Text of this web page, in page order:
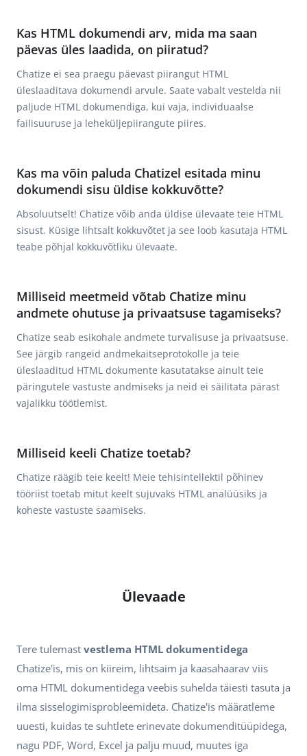
Kas HTML dokumendi arv, mida ma saan
päevas üles laadida, on piiratud?
Chatize ei sea praegu päevast piirangut HTML
üleslaaditava dokumendi arvule. Saate vabalt vestelda nii
paljude HTML dokumendiga, kui vaja, individuaalse
failisuuruse ja leheküljepiirangute piires.
Kas ma võin paluda Chatizel esitada minu
dokumendi sisu üldise kokkuvõtte?
Absoluutselt! Chatize võib anda üldise ülevaate teie HTML
sisust. Küsige lihtsalt kokkuvõtet ja see loob kasutaja HTML
teabe põhjal kokkuvõtliku ülevaate.
Milliseid meetmeid võtab Chatize minu
andmete ohutuse ja privaatsuse tagamiseks?
Chatize seab esikohale andmete turvalisuse ja privaatsuse.
See järgib rangeid andmekaitseprotokolle ja teie
üleslaaditud HTML dokumente kasutatakse ainult teie
päringutele vastuste andmiseks ja neid ei säilitata pärast
vajalikku töötlemist.
Milliseid keeli Chatize toetab?
Chatize räägib teie keelt! Meie tehisintellektil põhinev
tööriist toetab mitut keelt sujuvaks HTML analüüsiks ja
koheste vastuste saamiseks.
Ülevaade
Tere tulemast vestlema HTML dokumentidega
Chatize'is, mis on kiireim, lihtsaim ja kaasahaarav viis
oma HTML dokumentidega veebis suhelda täiesti tasuta ja
ilma sisselogimisprobleemideta. Chatize'is määratleme
uuesti, kuidas te suhtlete erinevate dokumenditüüpidega,
nagu PDF, Word, Excel ja palju muud, muutes iga